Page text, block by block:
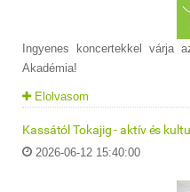
Ingyenes koncertekkel várja
Akadémia!
Elolvasom
Kassától Tokajig - aktív és
2026-06-12 15:40:00